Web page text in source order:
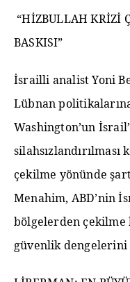
“HİZBULLAH KRİZİ
BASKISI”
İsrailli analist Yoni
Lübnan
Washington’un
çekilme yönünde
Menahim, ABD’nin
bölgelerden çekilme
güvenlik dengelerini